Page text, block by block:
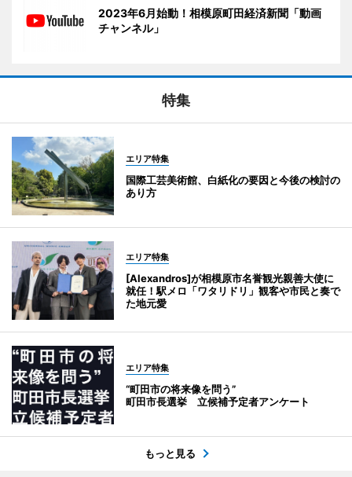
2023年6月始動！相模原町田経済新聞「動画
チャンネル」
特集
エリア特集
国際工芸美術館、白紙化の要因と今後の検討の
あり方
エリア特集
[Alexandros]が相模原市名誉観光親善大使に
就任！駅メロ「ワタリドリ」観客や市民と奏で
た地元愛
エリア特集
“町田市の将来像を問う”
町田市長選挙 立候補予定者アンケート
もっと見る